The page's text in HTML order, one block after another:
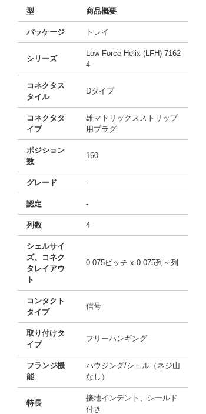
型 商品概要
パッケージ トレイ
シリーズ
Low Force Helix (LFH) 7162
4
コネクタス
タイル
Dタイプ
コネクタタ
イプ
雄マトリックスストリップ
用プラグ
ポジション
数
160
グレード -
認定 -
列数 4
シェルサイ
ズ、コネク
タレイアウ
ト
0.075ピッチ x 0.075列～列
コンタクト
タイプ
信号
取り付けタ
イプ
フリーハンギング
フランジ機
能
ハウジング/シェル（ネジ山
なし）
特長
接地インデント、シールド
付き